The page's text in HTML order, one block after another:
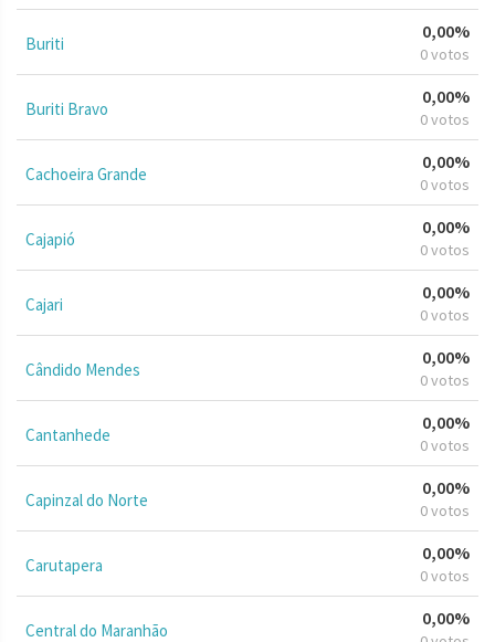
Buriti
0,00%
0 votos
Buriti Bravo
0,00%
0 votos
Cachoeira Grande
0,00%
0 votos
Cajapió
0,00%
0 votos
Cajari
0,00%
0 votos
Cândido Mendes
0,00%
0 votos
Cantanhede
0,00%
0 votos
Capinzal do Norte
0,00%
0 votos
Carutapera
0,00%
0 votos
Central do Maranhão
0,00%